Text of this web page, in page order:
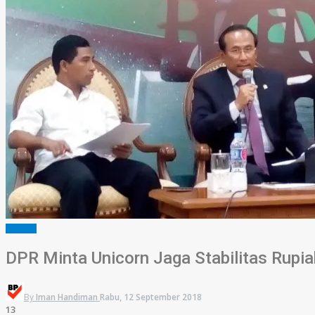
DPR Minta Unicorn Jaga Stabilitas
By Iman Handiman Rabu, 12 September 2018
13